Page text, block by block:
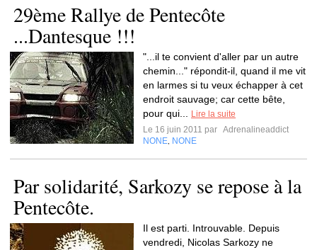
29ème Rallye de Pentecôte
...Dantesque !!!
"...il te convient d'aller par un autre
chemin..." répondit-il, quand il me vit
en larmes si tu veux échapper à cet
endroit sauvage; car cette bête,
pour qui...
Lire la suite
Le 16 juin 2011 par Adrenalineaddict
NONE NONE
Par solidarité, Sarkozy se repose à la
Pentecôte.
Il est parti. Introuvable. Depuis
vendredi, Nicolas Sarkozy ne